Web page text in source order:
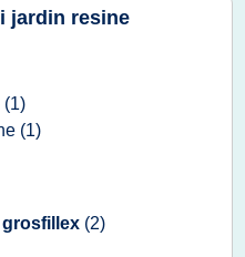
jardin resine
(1)
(1)
grosfillex (2)